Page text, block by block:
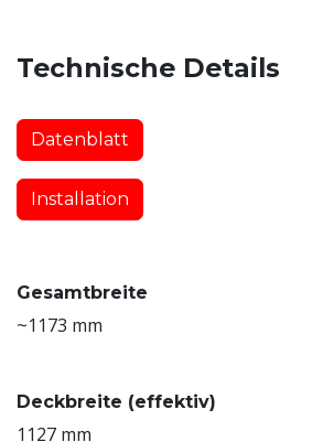
Technische Details
Datenblatt
Installation
Gesamtbreite
~1173 mm
Deckbreite (effektiv)
1127 mm